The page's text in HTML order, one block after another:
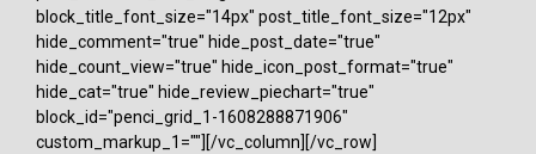
block_title_font_size="14px" post_title_font_size="12px"
hide_comment="true" hide_post_date="true"
hide_count_view="true" hide_icon_post_format="true"
hide_cat="true" hide_review_piechart="true"
block_id="penci_grid_1-1608288871906"
custom_markup_1=""][/vc_column][/vc_row]